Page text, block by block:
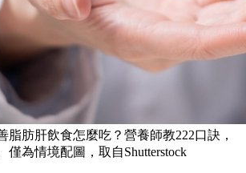
脂肪肝飲食怎麼吃？營養師教222口訣，
僅為情境配圖，取自Shutterstock